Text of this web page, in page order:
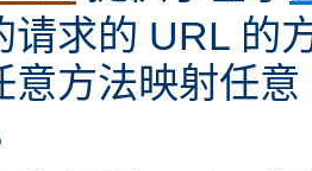
请求的 URL 的
意方法映射任